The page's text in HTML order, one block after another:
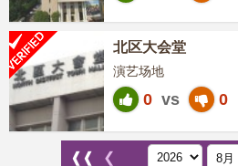
北区大会堂
演艺场地
0 vs 0
❰❰ ❮